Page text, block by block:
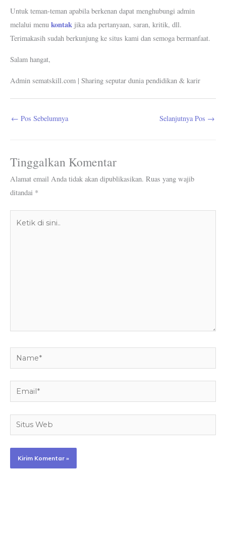
Untuk teman-teman apabila berkenan dapat menghubungi admin
melalui menu kontak jika ada pertanyaan, saran, kritik, dll.
Terimakasih sudah berkunjung ke situs kami dan semoga bermanfaat.
Salam hangat,
Admin sematskill.com | Sharing seputar dunia pendidikan & karir
← Pos Sebelumnya Selanjutnya Pos →
Tinggalkan Komentar
Alamat email Anda tidak akan dipublikasikan. Ruas yang wajib
ditandai *
Name*
Email*
Situs
Web